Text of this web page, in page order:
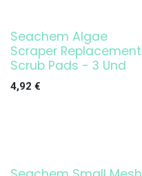
Seachem Algae
Scraper Replacement
Scrub Pads - 3 Und
4,92 €